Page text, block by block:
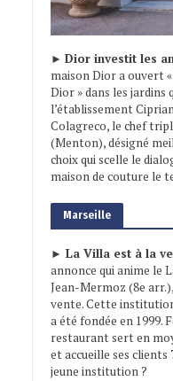
► Dior investit les
maison Dior a ouvert
Dior » dans les
l’établissement
Colagreco, le chef
(Menton), désigné
choix qui scelle le
maison de couture le
Marseille
► La Villa est à la
annonce qui anime le
Jean-Mermoz (8e
vente. Cette
a été fondée en 1999.
restaurant sert en
et accueille ses clients
jeune institution ?